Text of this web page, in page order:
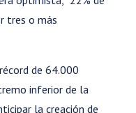
tres o más
de 64.000
inferior de la
la creación de